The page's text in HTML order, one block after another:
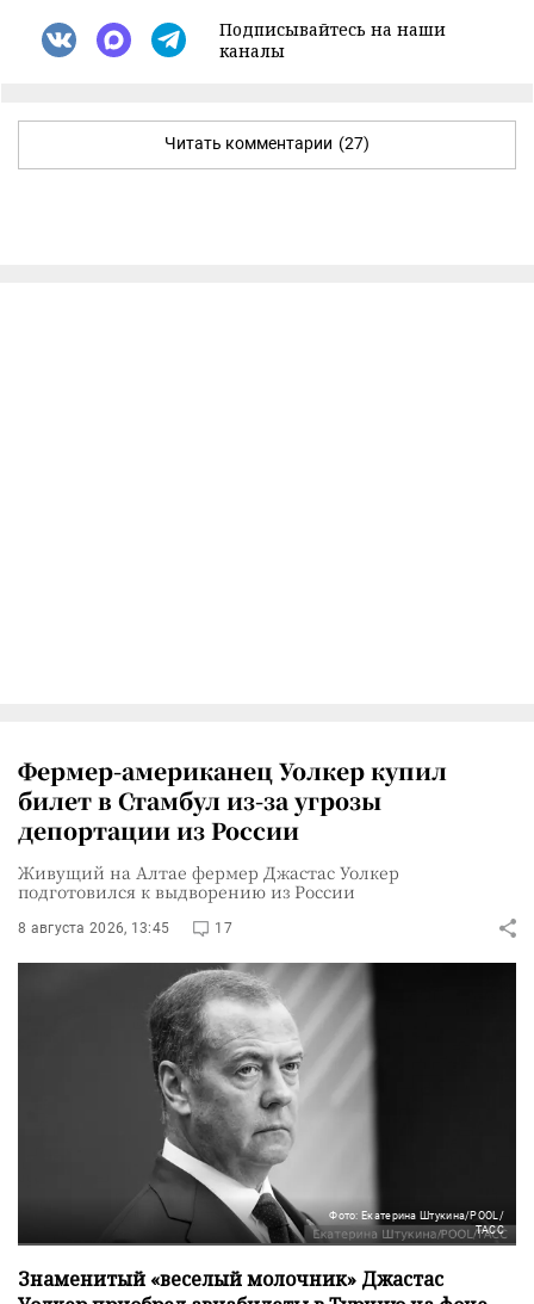
Подписывайтесь на наши
каналы
Читать комментарии (27)
Фермер-американец Уолкер купил
билет в Стамбул из-за угрозы
депортации из России
Живущий на Алтае фермер Джастас Уолкер
подготовился к выдворению из России
8 августа 2026, 13:45 17
Фото: Екатерина Штукина/POOL/
ТАСС
Знаменитый «веселый молочник» Джастас